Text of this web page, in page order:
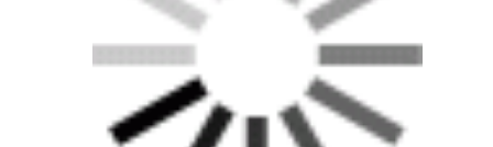
что есть сил: постукивайте часто мелкими толчками,
чтобы не повредить кору и сами ветви (зимой они
теряют эластичность и легко ломаются).
… прошел ледяной дождь
При помощи подпорок и стяжек постарайтесь придать